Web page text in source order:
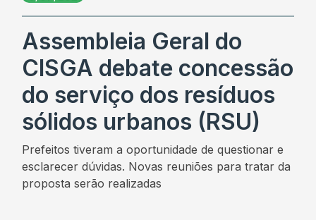
Assembleia Geral do
CISGA debate concessão
do serviço dos resíduos
sólidos urbanos (RSU)
Prefeitos tiveram a oportunidade de questionar e
esclarecer dúvidas. Novas reuniões para tratar da
proposta serão realizadas